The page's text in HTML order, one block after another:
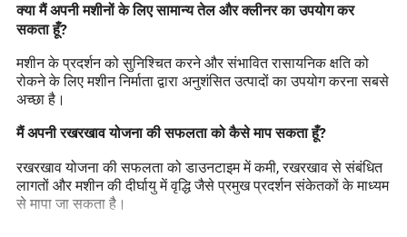
क्या मैं अपनी मशीनों के लिए सामान्य तेल और क्लीनर का उपयोग कर
सकता हूँ?
मशीन के प्रदर्शन को सुनिश्चित करने और संभावित रासायनिक क्षति को
रोकने के लिए मशीन निर्माता द्वारा अनुशंसित उत्पादों का उपयोग करना सबसे
अच्छा है।
मैं अपनी रखरखाव योजना की सफलता को कैसे माप सकता हूँ?
रखरखाव योजना की सफलता को डाउनटाइम में कमी, रखरखाव से संबंधित
लागतों और मशीन की दीर्घायु में वृद्धि जैसे प्रमुख प्रदर्शन संकेतकों के माध्यम
से मापा जा सकता है।